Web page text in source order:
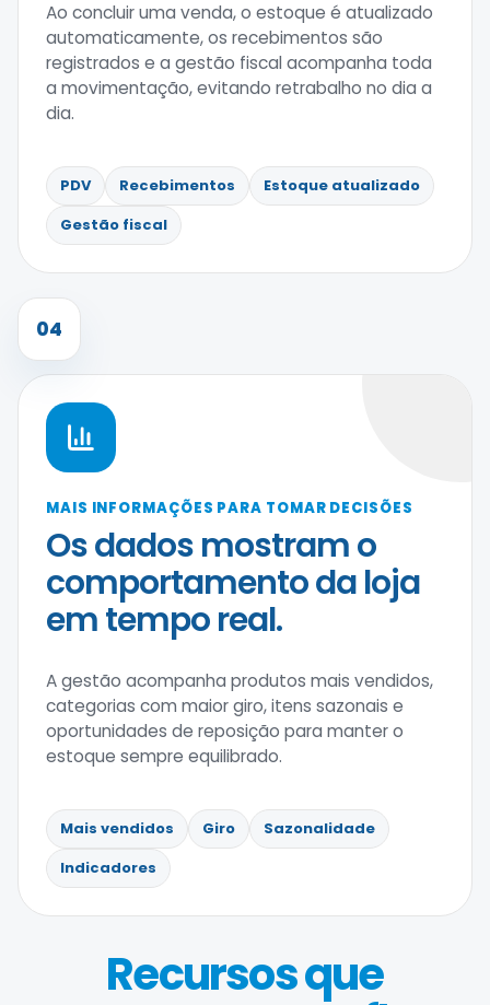
Ao concluir uma venda, o estoque é atualizado
automaticamente, os recebimentos são
registrados e a gestão fiscal acompanha toda
a movimentação, evitando retrabalho no dia a
dia.
PDV Recebimentos
Estoque atualizado
Gestão fiscal
04
MAIS INFORMAÇÕES PARA TOMAR DECISÕES
Os dados mostram o
comportamento da loja
em tempo real.
A gestão acompanha produtos mais vendidos,
categorias com maior giro, itens sazonais e
oportunidades de reposição para manter o
estoque sempre equilibrado.
Mais vendidos Giro
Sazonalidade
Indicadores
Recursos que